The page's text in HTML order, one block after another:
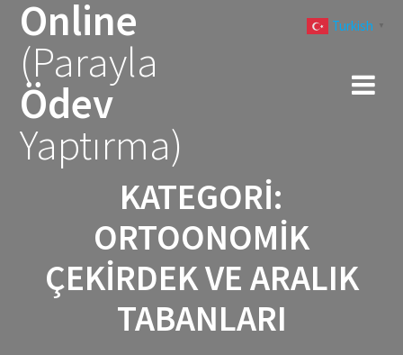
Online
(Parayla
Ödev
Yaptırma)
KATEGORI:
ORTOONOMIK
ÇEKIRDEK VE ARALIK
TABANLARI
Turkish ▼